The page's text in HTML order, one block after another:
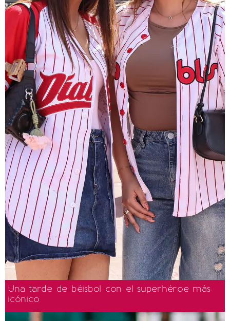
Una tarde de béisbol con el superhéroe más
icónico